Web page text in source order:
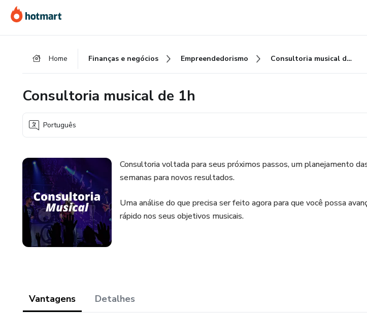
para
o
para
o
para
o
Home Finanças e negócios Empreendedorismo Consultoria musical de 1h
Consultoria musical de 1h
Português
Consultoria voltada para seus próximos passos, um planejamento
semanas para novos resultados.
Uma análise do que precisa ser feito agora para que você possa
rápido nos seus objetivos musicais.
Vantagens Detalhes